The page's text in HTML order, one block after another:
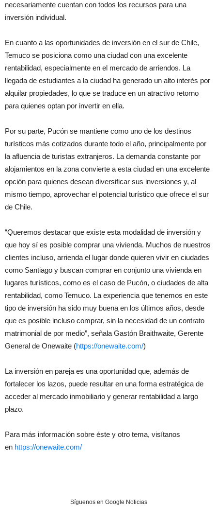
necesariamente cuentan con todos los recursos para una
inversión individual.
En cuanto a las oportunidades de inversión en el sur de Chile,
Temuco se posiciona como una ciudad con una excelente
rentabilidad, especialmente en el mercado de arriendos. La
llegada de estudiantes a la ciudad ha generado un alto interés por
alquilar propiedades, lo que se traduce en un atractivo retorno
para quienes optan por invertir en ella.
Por su parte, Pucón se mantiene como uno de los destinos
turísticos más cotizados durante todo el año, principalmente por
la afluencia de turistas extranjeros. La demanda constante por
alojamientos en la zona convierte a esta ciudad en una excelente
opción para quienes desean diversificar sus inversiones y, al
mismo tiempo, aprovechar el potencial turístico que ofrece el sur
de Chile.
“Queremos destacar que existe esta modalidad de inversión y
que hoy sí es posible comprar una vivienda. Muchos de nuestros
clientes incluso, arrienda el lugar donde quieren vivir en ciudades
como Santiago y buscan comprar en conjunto una vivienda en
lugares turísticos, como es el caso de Pucón, o ciudades de alta
rentabilidad, como Temuco. La experiencia que tenemos en este
tipo de inversión ha sido muy buena en los últimos años, desde
que es posible incluso comprar, sin la necesidad de un contrato
matrimonial de por medio”, señala Gastón Braithwaite, Gerente
General de Onewaite (https://onewaite.com/)
La inversión en pareja es una oportunidad que, además de
fortalecer los lazos, puede resultar en una forma estratégica de
acceder al mercado inmobiliario y generar rentabilidad a largo
plazo.
Para más información sobre éste y otro tema, visítanos
en https://onewaite.com/
Síguenos en Google Noticias